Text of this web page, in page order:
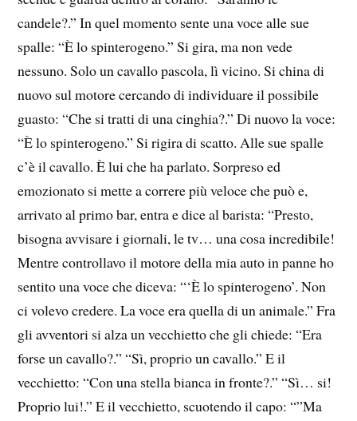
candele?.” In quel momento sente una voce alle sue
spalle: “È lo spinterogeno.” Si gira, ma non vede
nessuno. Solo un cavallo pascola, lì vicino. Si china di
nuovo sul motore cercando di individuare il possibile
guasto: “Che si tratti di una cinghia?.” Di nuovo la voce:
“È lo spinterogeno.” Si rigira di scatto. Alle sue spalle
c’è il cavallo. È lui che ha parlato. Sorpreso ed
emozionato si mette a correre più veloce che può e,
arrivato al primo bar, entra e dice al barista: “Presto,
bisogna avvisare i giornali, le tv… una cosa incredibile!
Mentre controllavo il motore della mia auto in panne ho
sentito una voce che diceva: “‘È lo spinterogeno’. Non
ci volevo credere. La voce era quella di un animale.” Fra
gli avventori si alza un vecchietto che gli chiede: “Era
forse un cavallo?.” “Sì, proprio un cavallo.” E il
vecchietto: “Con una stella bianca in fronte?.” “Sì… si!
Proprio lui!.” E il vecchietto, scuotendo il capo: “”Ma